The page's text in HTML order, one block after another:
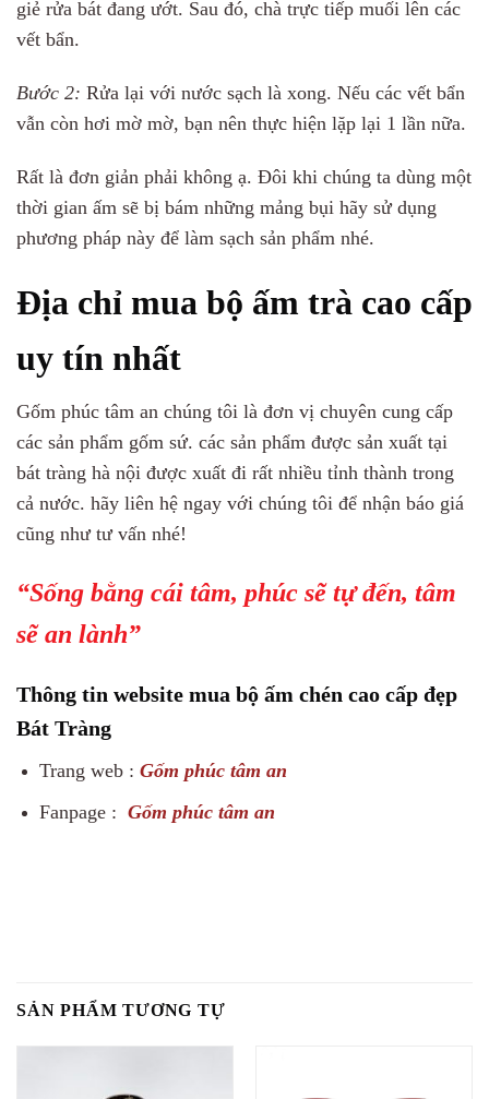
giẻ rửa bát đang ướt. Sau đó, chà trực tiếp muối lên các
vết bẩn.
Bước 2: Rửa lại với nước sạch là xong. Nếu các vết bẩn
vẫn còn hơi mờ mờ, bạn nên thực hiện lặp lại 1 lần nữa.
Rất là đơn giản phải không ạ. Đôi khi chúng ta dùng một
thời gian ấm sẽ bị bám những mảng bụi hãy sử dụng
phương pháp này để làm sạch sản phẩm nhé.
Địa chỉ mua bộ ấm trà cao cấp
uy tín nhất
Gốm phúc tâm an chúng tôi là đơn vị chuyên cung cấp
các sản phẩm gốm sứ. các sản phẩm được sản xuất tại
bát tràng hà nội được xuất đi rất nhiều tỉnh thành trong
cả nước. hãy liên hệ ngay với chúng tôi để nhận báo giá
cũng như tư vấn nhé!
“Sống bằng cái tâm, phúc sẽ tự đến, tâm
sẽ an lành”
Thông tin website mua bộ ấm chén cao cấp đẹp
Bát Tràng
Trang web : Gốm phúc tâm an
Fanpage : Gốm phúc tâm an
SẢN PHẨM TƯƠNG TỰ